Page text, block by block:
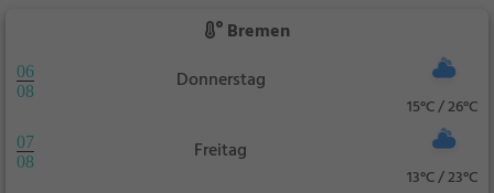
Bremen
06
08
Donnerstag
15°C / 26°C
07
08
Freitag
13°C / 23°C